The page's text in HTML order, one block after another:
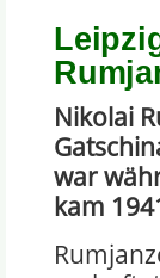
Nikolai
war
kam